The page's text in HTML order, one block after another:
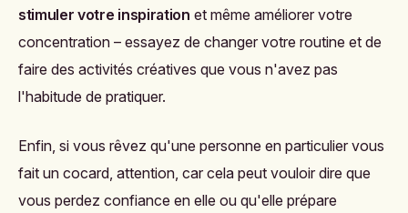
stimuler votre inspiration et même améliorer votre
concentration – essayez de changer votre routine et de
faire des activités créatives que vous n'avez pas
l'habitude de pratiquer.
Enfin, si vous rêvez qu'une personne en particulier vous
fait un cocard, attention, car cela peut vouloir dire que
vous perdez confiance en elle ou qu'elle prépare